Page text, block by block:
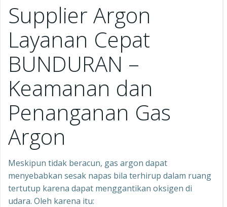
Supplier Argon
Layanan Cepat
BUNDURAN –
Keamanan dan
Penanganan Gas
Argon
Meskipun tidak beracun, gas argon dapat
menyebabkan sesak napas bila terhirup dalam ruang
tertutup karena dapat menggantikan oksigen di
udara. Oleh karena itu: